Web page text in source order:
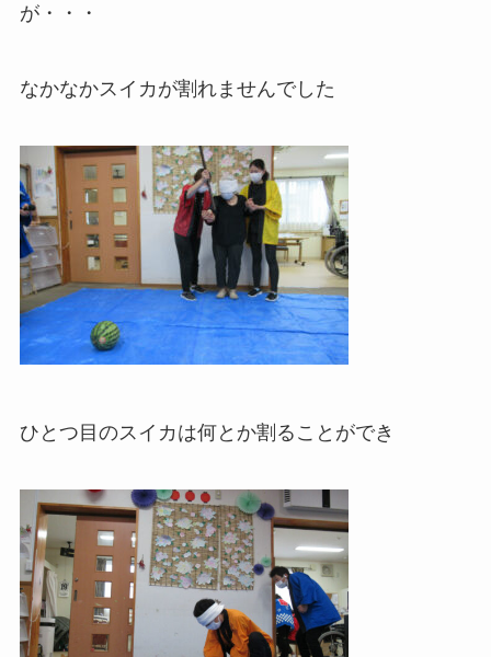
が・・・
なかなかスイカが割れませんでした
ひとつ目のスイカは何とか割ることができ